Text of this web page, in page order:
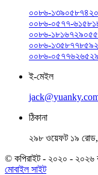
০০৮৬-
০০৮৬-০৫৭৭-
০০৮৬-
০০৮৬-
০০৮৬-
ই-মেইল
ঠিকানা
২৯৮ ওয়েফট ১৯ রোড,
© কপিরাইট - ২০২০ - ২০২৬
মোবাইল সাইট